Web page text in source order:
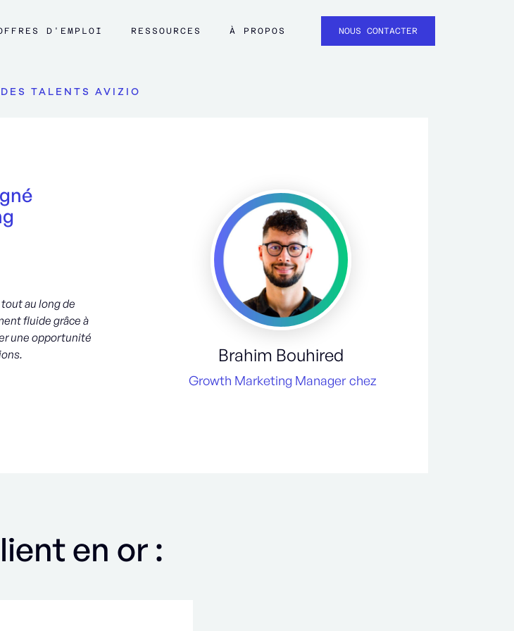
D'EMPLOI RESSOURCES À PROPOS NOUS CONTACTER
TALENTS AVIZIO
au long de
fluide grâce à
une opportunité
Brahim Bouhired
Growth Marketing Manager chez
en or :